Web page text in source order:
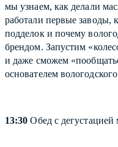
мы узнаем, как делали
работали первые заводы,
подделок и почему
брендом. Запустим
и даже сможем
основателем
13:30 Обед с дегустацией